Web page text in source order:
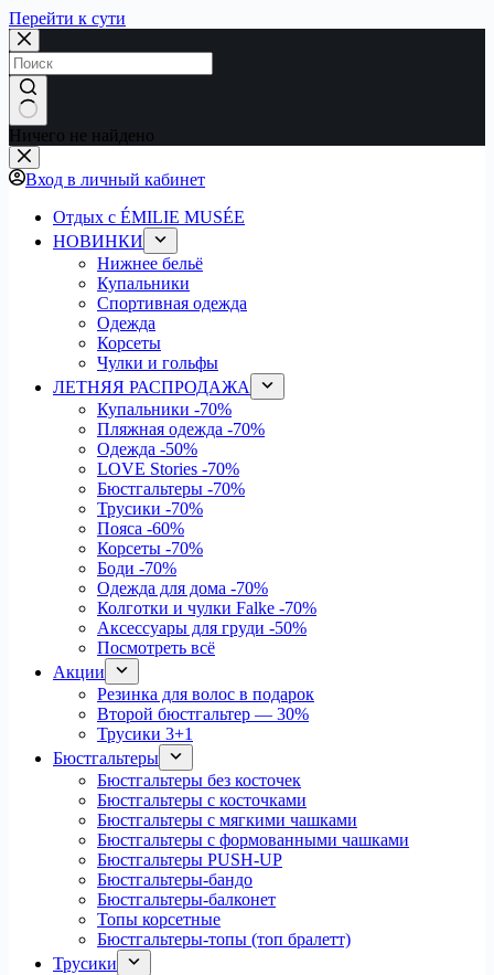
Перейти к сути
Ничего не найдено
Вход в личный кабинет
Отдых с ÉMILIE MUSÉE
НОВИНКИ
Нижнее бельё
Купальники
Спортивная одежда
Одежда
Корсеты
Чулки и гольфы
ЛЕТНЯЯ РАСПРОДАЖА
Купальники -70%
Пляжная одежда -70%
Одежда -50%
LOVE Stories -70%
Бюстгальтеры -70%
Трусики -70%
Пояса -60%
Корсеты -70%
Боди -70%
Одежда для дома -70%
Колготки и чулки Falke -70%
Аксессуары для груди -50%
Посмотреть всё
Акции
Резинка для волос в подарок
Второй бюстгальтер — 30%
Трусики 3+1
Бюстгальтеры
Бюстгальтеры без косточек
Бюстгальтеры с косточками
Бюстгальтеры с мягкими чашками
Бюстгальтеры с формованными чашками
Бюстгальтеры PUSH-UP
Бюстгальтеры-бандо
Бюстгальтеры-балконет
Топы корсетные
Бюстгальтеры-топы (топ бралетт)
Трусики